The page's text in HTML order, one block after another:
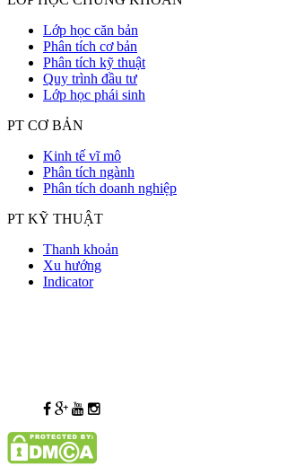
Lớp học căn bản
Phân tích cơ bản
Phân tích kỹ thuật
Quy trình đầu tư
Lớp học phái sinh
PT CƠ BẢN
Kinh tế vĩ mô
Phân tích ngành
Phân tích doanh nghiệp
PT KỸ THUẬT
Thanh khoản
Xu hướng
Indicator